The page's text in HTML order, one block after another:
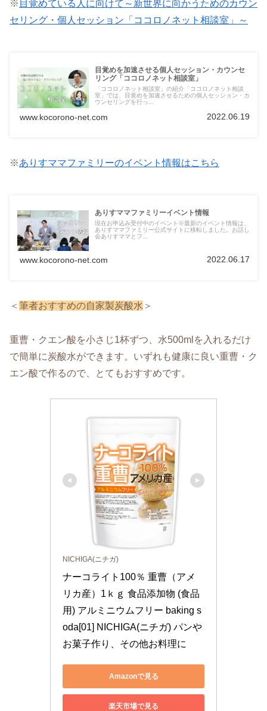
※ 目覚めている人に向けて～新世界に向かうためのカウン
セリング・個人セッション「ココロノネット相談室」～
目覚めを加速させる個人セッション・カウンセ
リング「ココロノネット相談室」
「ココロノネット相談室」の紹介「ココロノネット相談
室」では、目覚めを加速させるための個人セッション・カ
ウンセリングを行っ...
www.kocorono-net.com 2022.06.19
※ありすママファミリーのイベント情報はこちら
ありすママファミリーイベント情報
現在お申込み受付中のイベント※最新のイベント情報は、
ありすママファミリー公式サイトに移転しました。お話し
会ありすママとフ...
www.kocorono-net.com 2022.06.17
＜ 筆者おすすめの自家製炭酸水 ＞
重曹・クエン酸を小さじ1杯ずつ、水500mlを入れるだけ
で簡単に炭酸水ができます。いずれも健康に良い重曹・ク
エン酸で作るので、とてもおすすめです。
NICHIGA(ニチガ)
ナーコライト100％ 重曹（アメ
リカ産）1ｋｇ 食品添加物 (食品
用) アルミニウムフリー baking s
oda[01] NICHIGA(ニチガ) パンや
お菓子作り、その他お料理に
Amazonで見る
楽天市場で見る